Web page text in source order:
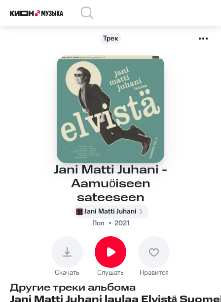
Трек
Jani Matti Juhani -
Aamuöiseen
sateeseen
Jani Matti Juhani
Поп
2021
Скачать Слушать Нравится
Другие треки альбома